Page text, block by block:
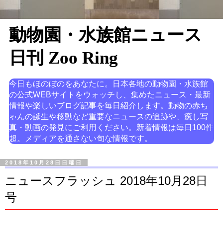
動物園・水族館ニュース
日刊 Zoo Ring
今日もほのぼのをあなたに。日本各地の動物園・水族館
の公式WEBサイトをウォッチし、集めたニュース・最新
情報や楽しいブログ記事を毎日紹介します。動物の赤ち
ゃんの誕生や移動など重要なニュースの追跡や、癒し写
真・動画の発見にご利用ください。新着情報は毎日100件
超。メディアを通さない旬な情報です。
2018年10月28日日曜日
ニュースフラッシュ 2018年10月28日
号